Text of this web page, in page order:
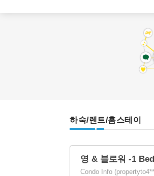
하숙/렌트/홈스테이
영 & 블로워 -1
Condo Info